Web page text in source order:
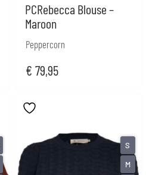
PCRebecca Blouse –
Maroon
Peppercorn
€ 79,95
S
M